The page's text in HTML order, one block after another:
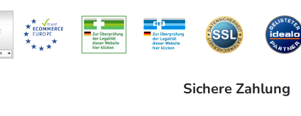
Sichere Zahlung